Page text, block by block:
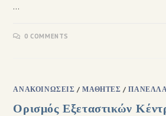
…
0 COMMENTS
ΑΝΑΚΟΙΝΏΣΕΙΣ /ΜΑΘΗΤΈΣ /
Ορισμός Εξεταστικών